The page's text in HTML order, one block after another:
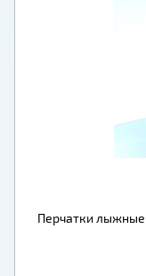
Перчатки лыжные